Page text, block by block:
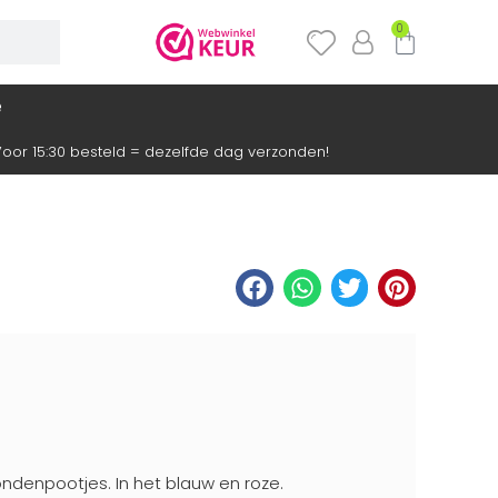
0
15:30 besteld = dezelfde dag verzonden!
In het blauw en roze.